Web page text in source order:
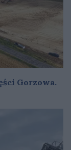
Gorzowa.